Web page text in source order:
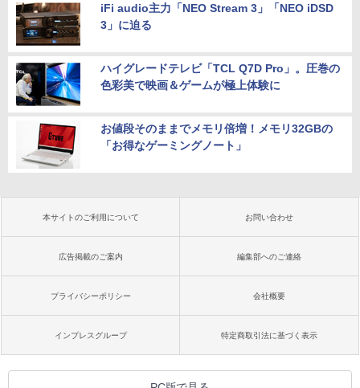
iFi audio主力「NEO Stream 3」「NEO iDSD
3」に迫る
ハイグレードテレビ「TCL Q7D Pro」。圧巻の
色彩美で映画＆ゲームが極上体験に
お値段そのままでメモリ倍増！メモリ32GBの
「お得なゲーミングノート」
本サイトのご利用について お問い合わせ
広告掲載のご案内 編集部へのご連絡
プライバシーポリシー 会社概要
インプレスグループ 特定商取引法に基づく表示